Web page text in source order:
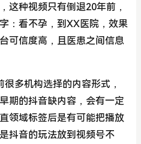
这种视频只有倒退20年前，
：看不孕，到XX医院，效果
可信度高，且医患之间信息
多机构选择的内容形式，
期的抖音缺内容，会有一定
领域标签后是有可能把播放
抖音的玩法放到视频号不